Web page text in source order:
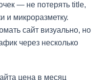
— не потерять title,
и микроразметку.
сайт визуально, но
через несколько
цена в месяц